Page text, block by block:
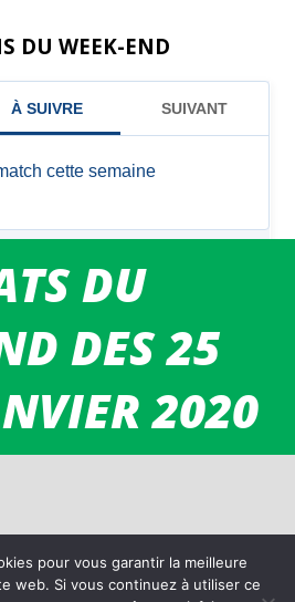
DU
DES 25
2020
DU WEEK-END
pour vous garantir la meilleure
web. Si vous continuez à utiliser ce